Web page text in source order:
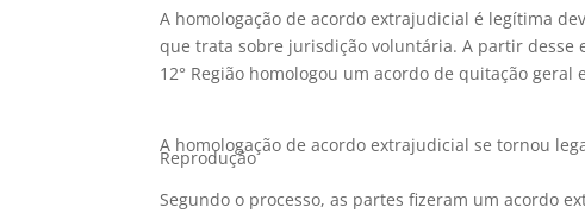
A homologação de acordo extrajudicial é legítima
que trata sobre jurisdição voluntária. A partir
12° Região homologou um acordo de quitação
A homologação de acordo extrajudicial se tornou
Reprodução
Segundo o processo, as partes fizeram um acordo